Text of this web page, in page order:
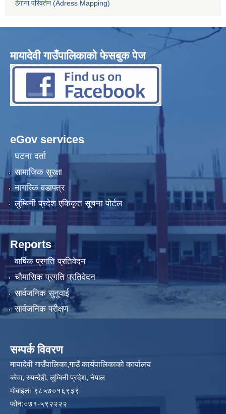
ठेगाना परिवर्तन (Adress Mapping)
मायादेवी गाउँपालिकाको फेसबुक पेज
eGov services
घटना दर्ता
सामाजिक सुरक्षा
नागरिक वडापत्र
लुम्बिनी प्रदेश एकिकृत सूचना पोर्टल
Reports
वार्षिक प्रगति प्रतिवेदन
चौमासिक प्रगति प्रतिवेदन
सार्वजनिक सुनुवाई
सार्वजनिक परीक्षण
सम्पर्क विवरण
मायादेवी गाउँपालिका,गाउँ कार्यपालिकाको कार्यालय
बरेवा, रुपन्देही, लुम्बिनी प्रदेश, नेपाल
मोबाइलः ९८५७०१६९३९
फोन:०७१-५९२२२२